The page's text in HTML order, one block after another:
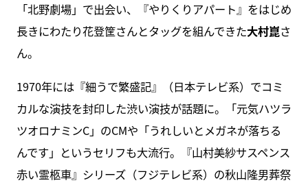
「北野劇場」で出会い、『やりくりアパート』をはじめ
長きにわたり花登筐さんとタッグを組んできた大村崑さ
ん。
1970年には『細うで繁盛記』（日本テレビ系）でコミ
カルな演技を封印した渋い演技が話題に。「元気ハツラ
ツオロナミンC」のCMや「うれしいとメガネが落ちる
んです」というセリフも大流行。『山村美紗サスペンス
赤い霊柩車』シリーズ（フジテレビ系）の秋山隆男葬祭